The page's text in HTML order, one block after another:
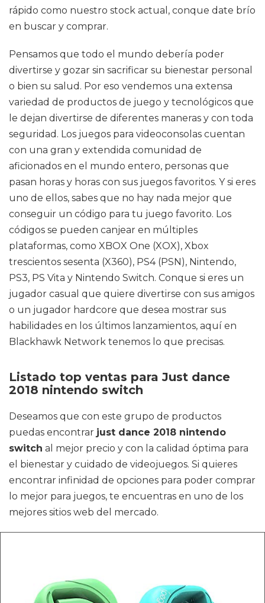
rápido como nuestro stock actual, conque date brío
en buscar y comprar.
Pensamos que todo el mundo debería poder
divertirse y gozar sin sacrificar su bienestar personal
o bien su salud. Por eso vendemos una extensa
variedad de productos de juego y tecnológicos que
le dejan divertirse de diferentes maneras y con toda
seguridad. Los juegos para videoconsolas cuentan
con una gran y extendida comunidad de
aficionados en el mundo entero, personas que
pasan horas y horas con sus juegos favoritos. Y si eres
uno de ellos, sabes que no hay nada mejor que
conseguir un código para tu juego favorito. Los
códigos se pueden canjear en múltiples
plataformas, como XBOX One (XOX), Xbox
trescientos sesenta (X360), PS4 (PSN), Nintendo,
PS3, PS Vita y Nintendo Switch. Conque si eres un
jugador casual que quiere divertirse con sus amigos
o un jugador hardcore que desea mostrar sus
habilidades en los últimos lanzamientos, aquí en
Blackhawk Network tenemos lo que precisas.
Listado top ventas para Just dance
2018 nintendo switch
Deseamos que con este grupo de productos
puedas encontrar just dance 2018 nintendo
switch al mejor precio y con la calidad óptima para
el bienestar y cuidado de videojuegos. Si quieres
encontrar infinidad de opciones para poder comprar
lo mejor para juegos, te encuentras en uno de los
mejores sitios web del mercado.